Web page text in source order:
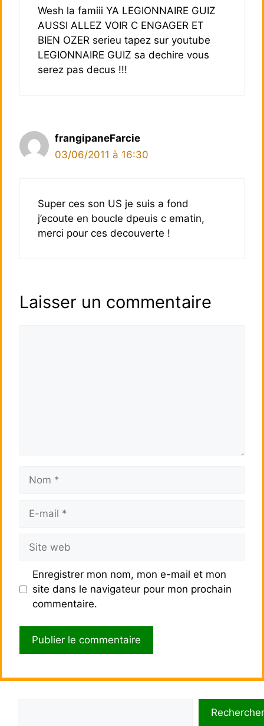
Wesh la famiii YA LEGIONNAIRE GUIZ
AUSSI ALLEZ VOIR C ENGAGER ET
BIEN OZER serieu tapez sur youtube
LEGIONNAIRE GUIZ sa dechire vous
serez pas decus !!!
frangipaneFarcie
03/06/2011 à 16:30
Super ces son US je suis a fond
j’ecoute en boucle dpeuis c ematin,
merci pour ces decouverte !
Laisser un commentaire
mail
web
Enregistrer mon nom, mon e-mail et mon
site dans le navigateur pour mon prochain
commentaire.
Rechercher